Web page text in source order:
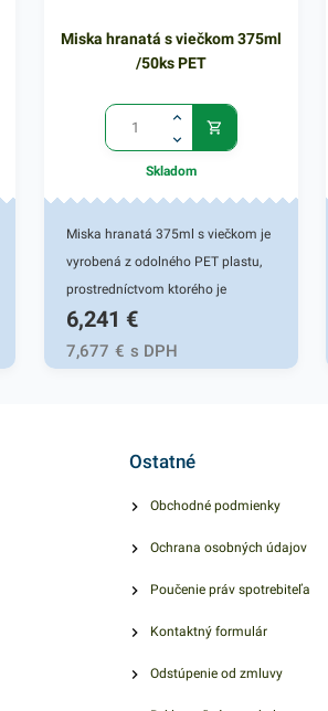
Miska hranatá s viečkom 375ml
/50ks PET
Skladom
Miska hranatá 375ml s viečkom je
vyrobená z odolného PET plastu,
prostredníctvom ktorého je
praktickým pomocníkom pri balení
rôznych jedál. Miska s
integrovaným viečkom udrží vaše
balenie rôzných potravín, ktoré sú
uskladnenie. Túto hranatú misku
rôznorodého sortimentu. Je ľahká
viečkom, s objemom 375ml. V
6,241 €
7,677 € s DPH
Ostatné
Obchodné podmienky
Ochrana osobných údajov
Poučenie práv spotrebiteľa
Kontaktný formulár
Odstúpenie od zmluvy